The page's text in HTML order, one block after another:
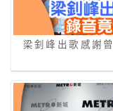
梁釗峰出歌感謝